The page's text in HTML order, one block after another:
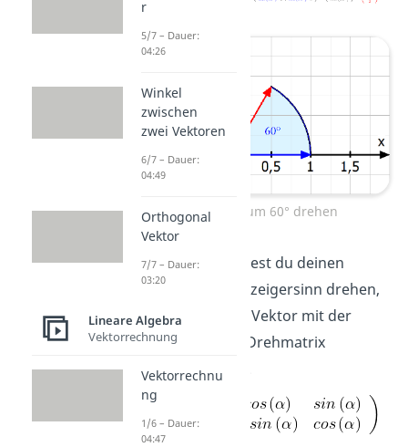
Vektor um 60° drehen
Merke: Möchtest du deinen
Vektor im Uhrzeigersinn drehen,
musst du den Vektor mit der
Inversen
der Drehmatrix
multiplizieren.
r
5/7 – Dauer:
04:26
Winkel
zwischen
zwei Vektoren
6/7 – Dauer:
04:49
Orthogonal
Vektor
7/7 – Dauer:
03:20
Lineare Algebra
Vektorrechnung
Vektorrechnu
ng
1/6 – Dauer:
04:47